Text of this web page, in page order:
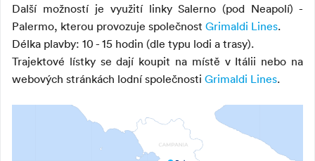
Další možností je využití linky Salerno (pod Neapolí) -
Palermo, kterou provozuje společnost Grimaldi Lines.
Délka plavby: 10 - 15 hodin (dle typu lodi a trasy).
Trajektové lístky se dají koupit na místě v Itálii nebo na
webových stránkách lodní společnosti Grimaldi Lines.